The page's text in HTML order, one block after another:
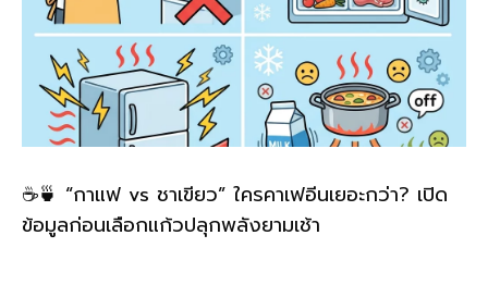
☕🍵 “กาแฟ vs ชาเขียว” ใครคาเฟอีนเยอะกว่า? เปิด
ข้อมูลก่อนเลือกแก้วปลุกพลังยามเช้า